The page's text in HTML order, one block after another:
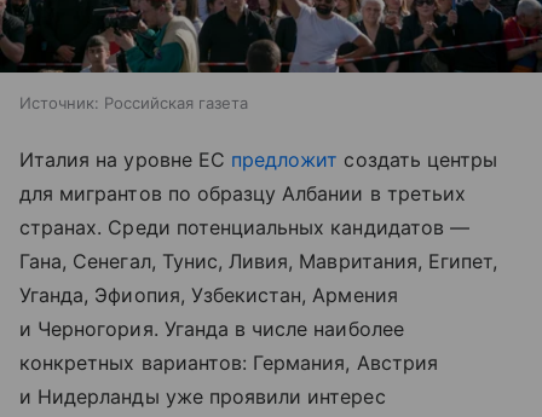
Источник: Российская газета
Италия на уровне ЕС предложит создать центры
для мигрантов по образцу Албании в третьих
странах. Среди потенциальных кандидатов —
Гана, Сенегал, Тунис, Ливия, Мавритания, Египет,
Уганда, Эфиопия, Узбекистан, Армения
и Черногория. Уганда в числе наиболее
конкретных вариантов: Германия, Австрия
и Нидерланды уже проявили интерес